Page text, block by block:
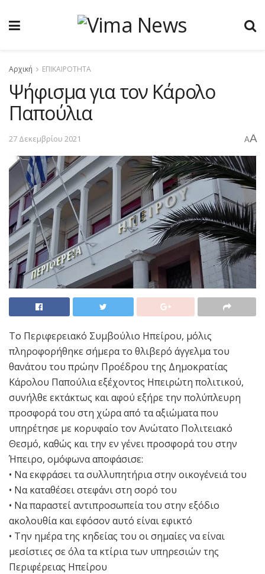
Αρχική ΕΠΙΚΑΙΡΟΤΗΤΑ
Ψήφισμα για τον Κάρολο
Παπούλια
27 Δεκεμβρίου 2021 AA
To Περιφερειακό Συμβούλιο Ηπείρου, μόλις
πληροφορήθηκε σήμερα το θλιβερό άγγελμα του
θανάτου του πρώην Προέδρου της Δημοκρατίας
Κάρολου Παπούλια εξέχοντος Ηπειρώτη πολιτικού,
συνήλθε εκτάκτως και αφού εξήρε την πολύπλευρη
προσφορά του στη χώρα από τα αξιώματα που
υπηρέτησε με κορυφαίο τον Ανώτατο Πολιτειακό
Θεσμό, καθώς και την εν γένει προσφορά του στην
Ήπειρο, ομόφωνα αποφάσισε:
• Να εκφράσει τα συλλυπητήρια στην οικογένειά του
• Να καταθέσει στεφάνι στη σορό του
• Να παραστεί αντιπροσωπεία του στην εξόδιο
ακολουθία και εφόσον αυτό είναι εφικτό
• Την ημέρα της κηδείας του οι σημαίες να είναι
μεσίστιες σε όλα τα κτίρια των υπηρεσιών της
Περιφέρειας Ηπείρου